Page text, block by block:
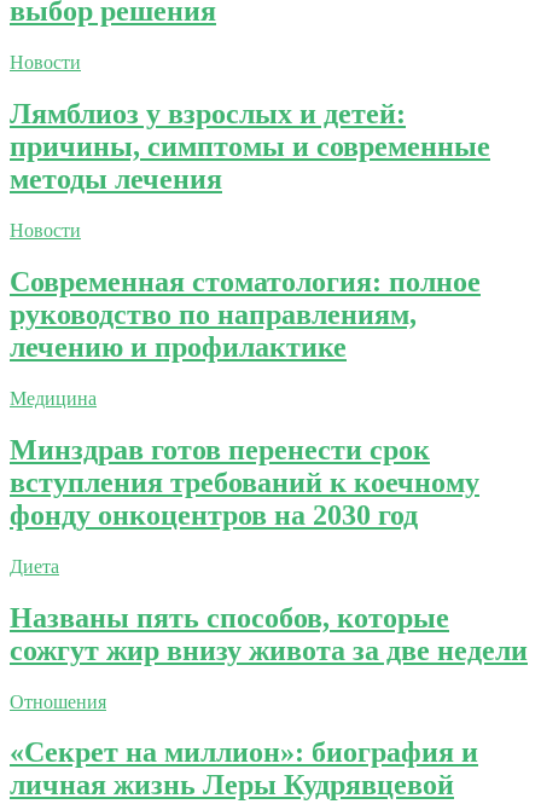
выбор решения
Новости
Лямблиоз у взрослых и детей:
причины, симптомы и современные
методы лечения
Новости
Современная стоматология: полное
руководство по направлениям,
лечению и профилактике
Медицина
Минздрав готов перенести срок
вступления требований к коечному
фонду онкоцентров на 2030 год
Диета
Названы пять способов, которые
сожгут жир внизу живота за две недели
Отношения
«Секрет на миллион»: биография и
личная жизнь Леры Кудрявцевой